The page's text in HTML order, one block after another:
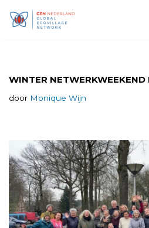
WINTER NETWERKWEEKEND
door Monique Wijn